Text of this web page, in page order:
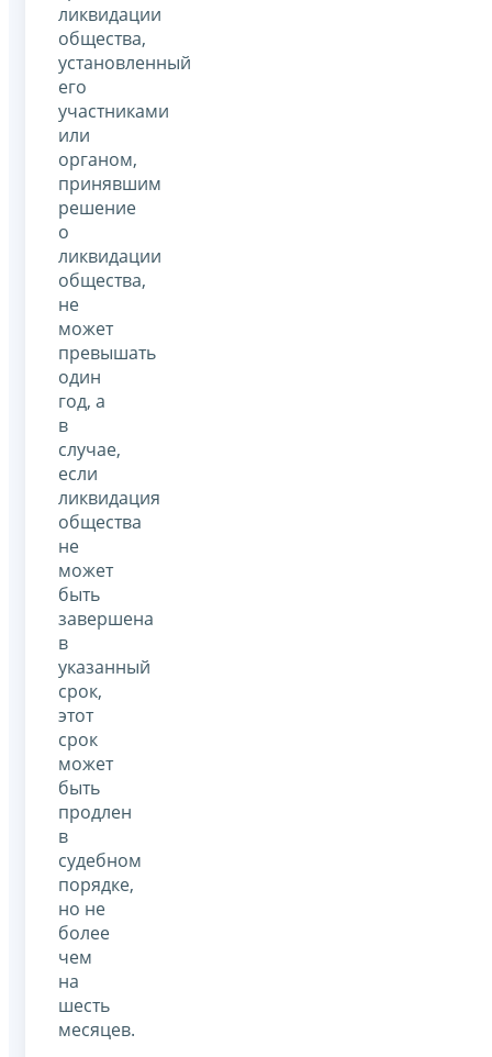
ликвидации
общества,
установленный
его
участниками
или
органом,
принявшим
решение
о
ликвидации
общества,
не
может
превышать
один
год, а
в
случае,
если
ликвидация
общества
не
может
быть
завершена
в
указанный
срок,
этот
срок
может
быть
продлен
в
судебном
порядке,
но не
более
чем
на
шесть
месяцев.